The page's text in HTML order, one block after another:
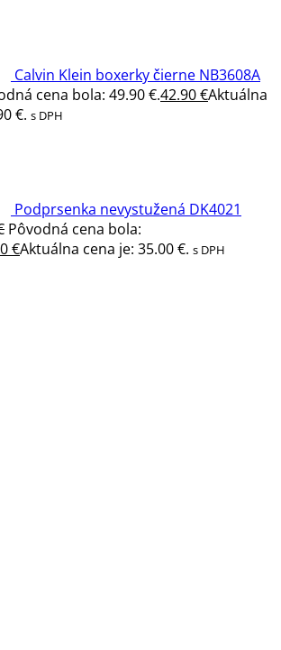
Calvin Klein boxerky čierne NB3608A
cena bola: 49.90 €.42.90€Aktuálna
€. s DPH
Podprsenka nevystužená DK4021
Pôvodná cena bola:
€Aktuálna cena je: 35.00 €. s DPH